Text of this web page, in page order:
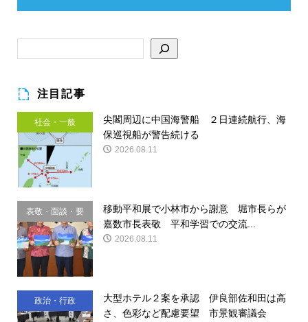
注目記事
社会・一般
尖閣周辺に中国海警船 ２日連続航行、海
保巡視船が警告続ける
2026.08.11
表敬・面談・要
請
移動平和展で小林市から謝意 堀市長らが
嘉数市長表敬 平和学習での交流...
2026.08.11
政治・行政
大型ホテル２案を承認 伊良部佐和田は高
さ、色彩など配慮要望 市景観審議会